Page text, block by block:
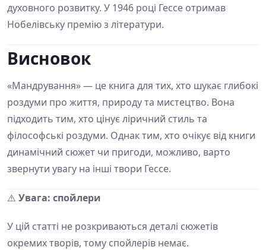
духовного розвитку. У 1946 році Гессе отримав
Нобелівську премію з літератури.
Висновок
«Мандрування» — це книга для тих, хто шукає глибокі
роздуми про життя, природу та мистецтво. Вона
підходить тим, хто цінує ліричний стиль та
філософські роздуми. Однак тим, хто очікує від книги
динамічний сюжет чи пригоди, можливо, варто
звернути увагу на інші твори Гессе.
⚠️ Увага: спойлери
У цій статті не розкриваються деталі сюжетів
окремих творів, тому спойлерів немає.